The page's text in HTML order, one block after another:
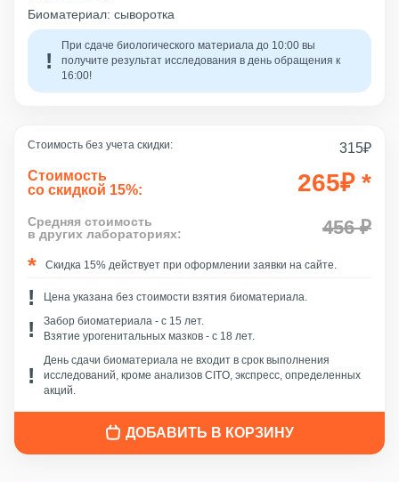
Стоимость без учета скидки: 315₽
Стоимость
со скидкой 15%:
265₽ *
Средняя стоимость
в других лабораториях:
456 ₽
Скидка 15% действует при оформлении заявки на сайте.
Цена указана без стоимости взятия биоматериала.
Забор биоматериала - c 15 лет.
Взятие урогенитальных мазков - с 18 лет.
День сдачи биоматериала не входит в срок выполнения
исследований, кроме анализов CITO, экспресс, определенных
акций.
ДОБАВИТЬ В КОРЗИНУ
Биоматериал: сыворотка
При сдаче биологического материала до 10:00 вы
получите результат исследования в день обращения к
16:00!